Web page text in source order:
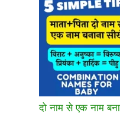
दो नाम से एक नाम